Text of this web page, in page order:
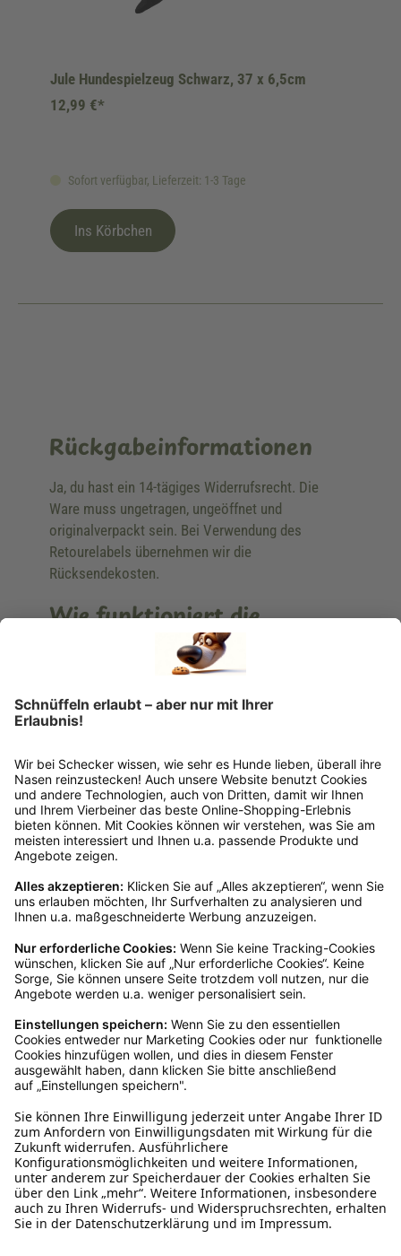
Jule Hundespielzeug Schwarz, 37 x 6,5cm
Sofort verfügbar, Lieferzeit: 1-3 Tage
12,99 €*
Ins Körbchen
Rückgabeinformationen
Ja, du hast ein 14-tägiges Widerrufsrecht. Die
Ware muss ungetragen, ungeöffnet und
originalverpackt sein. Bei Verwendung des
Retourelabels übernehmen wir die
Rücksendekosten.
Wie funktioniert die
Rücksendung?
findest du online. Verpacke die Artikel
anschließend sicher und klebe das
dir in deinem Kundenkonto anfordern. Hast du als
Gast bestellt, schreibe uns eine Email an
verkauf@schecker.de oder rufe zu unseren
Servicezeiten an, dann lassen wir dir ein
Rücksendeetikett zukommen.
Kundenservice
Mo – Fr 9 – 17 Uhr, Sa 9 – 13 Uhr
Ruf uns an
04942-60 64 080
Schreibe uns
verkauf@schecker.de
WhatsApp Support